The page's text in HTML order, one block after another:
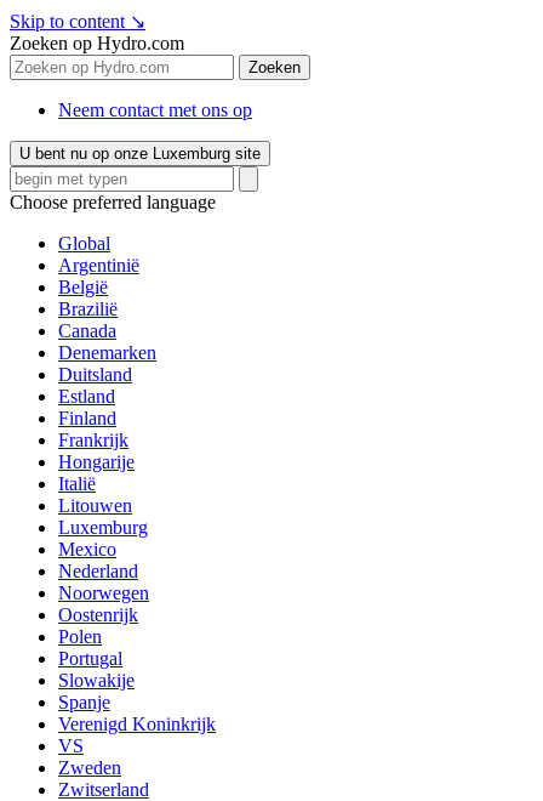
Skip to content ↘
Zoeken op Hydro.com
Zoeken
Neem contact met ons op
U bent nu op onze Luxemburg site
Choose preferred language
Global
Argentinië
België
Brazilië
Canada
Denemarken
Duitsland
Estland
Finland
Frankrijk
Hongarije
Italië
Litouwen
Luxemburg
Mexico
Nederland
Noorwegen
Oostenrijk
Polen
Portugal
Slowakije
Spanje
Verenigd Koninkrijk
VS
Zweden
Zwitserland